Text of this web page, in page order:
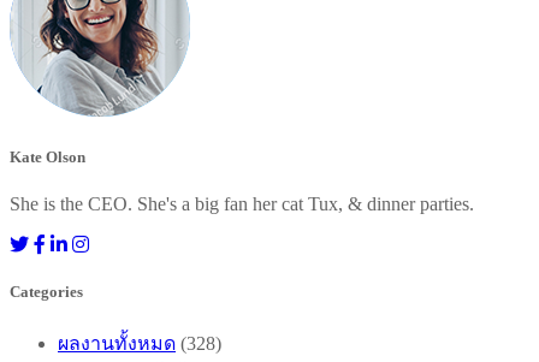
Kate Olson
She is the CEO. She's a big fan her cat Tux, & dinner parties.
Categories
ผลงานทั้งหมด (328)